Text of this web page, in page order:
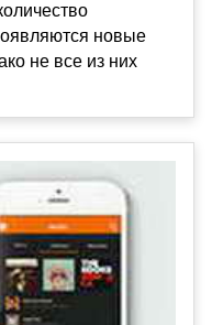
новые
не все из них